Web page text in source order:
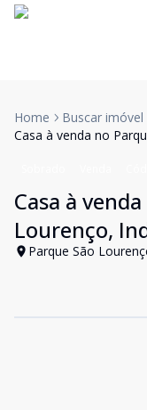
Home
Buscar imóvel
Casa à venda no
Casa à
Lourenço,
Parque São